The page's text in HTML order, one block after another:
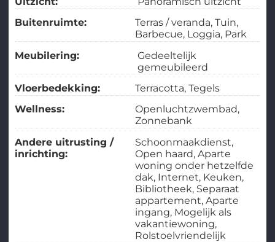
Buitenruimte:
Terras / veranda Tuin
Barbecue Loggia Park
Meubilering:
Gedeeltelijk
gemeubileerd
Vloerbedekking:
Terracotta Tegels
Wellness:
Openluchtzwembad
Zonnebank
Andere uitrusting /
inrichting:
Schoonmaakdienst
Open haard Aparte
woning onder hetzelfde
dak Internet Keuken
Bibliotheek Separaat
appartement Aparte
ingang Mogelijk als
vakantiewoning
Rolstoelvriendelijk